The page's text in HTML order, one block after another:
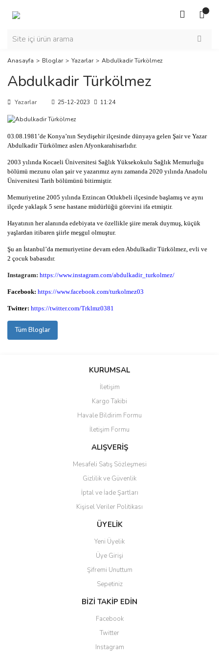
Anasayfa Bloglar Yazarlar Abdulkadir Türkölmez
Abdulkadir Türkölmez
Yazarlar 25-12-2023 11:24
03.08.1981’de Konya’nın Seydişehir ilçesinde dünyaya gelen Şair ve Yazar
Abdulkadir Türkölmez aslen Afyonkarahisarlıdır.
2003 yılında Kocaeli Üniversitesi Sağlık Yüksekokulu Sağlık Memurluğu
bölümü mezunu olan şair ve yazarımız aynı zamanda 2020 yılında Anadolu
Üniversitesi Tarih bölümünü bitirmiştir.
Memuriyetine 2005 yılında Erzincan Otlukbeli ilçesinde başlamış ve aynı
ilçede yaklaşık 5 sene hastane müdürlüğü görevini ifa etmiştir.
Hayatının her alanında edebiyata ve özellikle şiire merak duymuş, küçük
yaşlardan itibaren şiirle meşgul olmuştur.
Şu an İstanbul’da memuriyetine devam eden Abdulkadir Türkölmez, evli ve
2 çocuk babasıdır.
Instagram: https://www.instagram.com/abdulkadir_turkolmez/
Facebook: https://www.facebook.com/turkolmez03
Twitter: https://twitter.com/Trklmz0381
Tüm Bloglar
KURUMSAL
İletişim
Kargo Takibi
Havale Bildirim Formu
İletişim Formu
ALIŞVERİŞ
Mesafeli Satış Sözleşmesi
Gizlilik ve Güvenlik
İptal ve İade Şartları
Kişisel Veriler Politikası
ÜYELİK
Yeni Üyelik
Üye Girişi
Şifremi Unuttum
Sepetiniz
BİZİ TAKİP EDİN
Facebook
Twitter
Instagram